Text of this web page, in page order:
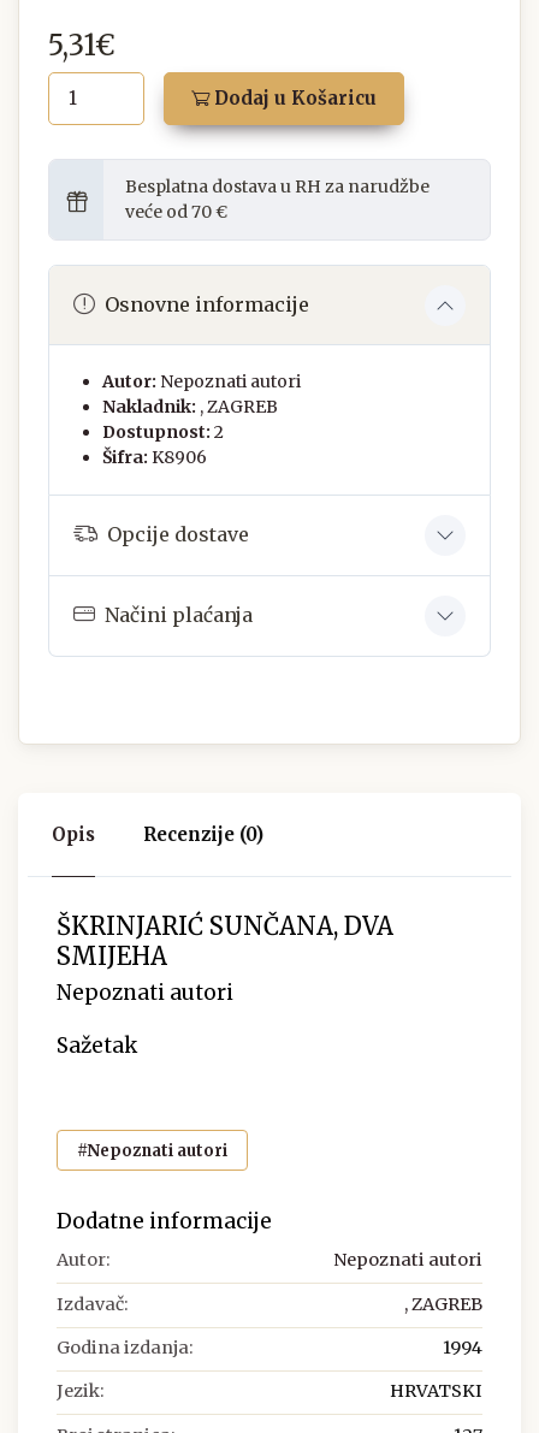
5,31€
Dodaj u Košaricu
Besplatna dostava u RH za narudžbe
veće od 70 €
Osnovne informacije
Autor: Nepoznati autori
Nakladnik: , ZAGREB
Dostupnost: 2
Šifra: K8906
Opcije dostave
Načini plaćanja
Opis Recenzije (0)
ŠKRINJARIĆ SUNČANA, DVA
SMIJEHA
Nepoznati autori
Sažetak
#Nepoznati autori
Dodatne informacije
Autor: Nepoznati autori
Izdavač: , ZAGREB
Godina izdanja: 1994
Jezik: HRVATSKI